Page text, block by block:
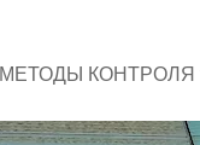
МЕТОДЫ КОНТРОЛЯ